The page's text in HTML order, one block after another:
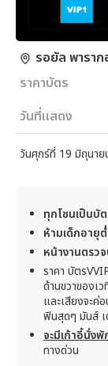
รอยัล พารา
ราคาบัตร
วันที่แสดง
วันศุกร์ที่ 19 มิถุนา
ทุกโซนเป็นบั
ห้ามเด็กอายุ
หน้างานตรว
ราคา บัตร
ด้านขวาของเ
และเสียงจะค่
ฟินสุดๆ มันส์
จะมีเก้าอี้นั่ง
ทางด่วน